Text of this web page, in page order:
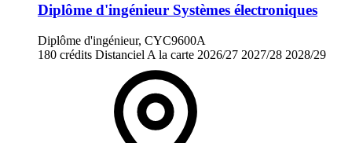
Diplôme d'ingénieur Systèmes électroniques
Diplôme d'ingénieur, CYC9600A
180 crédits Distanciel A la carte 2026/27 2027/28 2028/29